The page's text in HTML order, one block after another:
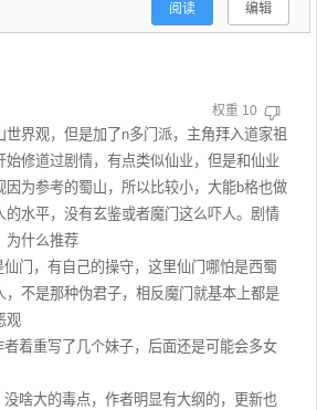
阅读
编辑
权重 10
世界观，但是加了n多门派，主角拜入道家祖
始修道过剧情，有点类似仙业，但是和仙业
因为参考的蜀山，所以比较小，大能b格也做
的水平，没有玄鉴或者魔门这么吓人。剧情
为什么推荐
门，有自己的操守，这里仙门哪怕是西蜀
，不是那种伪君子，相反魔门就基本上都是
观
着重写了几个妹子，后面还是可能会多女
啥大的毒点，作者明显有大纲的，更新也